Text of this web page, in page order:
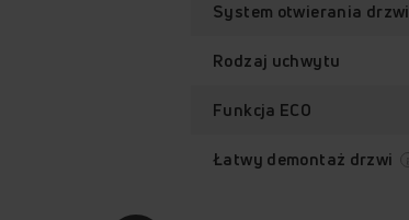
System otwierania drzwi
Rodzaj uchwytu
Funkcja ECO
Łatwy demontaż drzwi